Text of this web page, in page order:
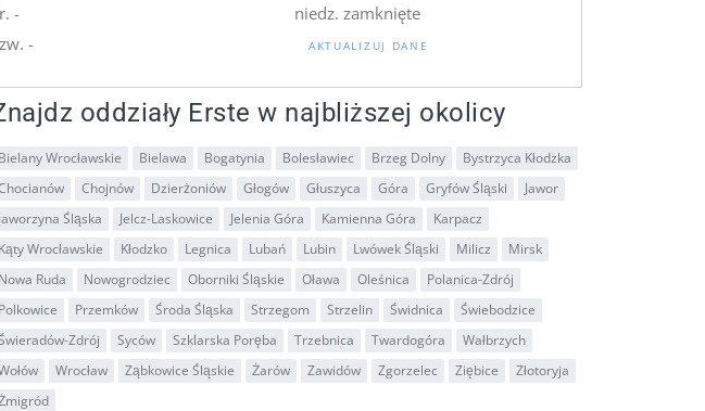
-
-
niedz. zamknięte
AKTUALIZUJ DANE
oddziały Erste w najbliższej okolicy
Bielany Wrocławskie Bielawa Bogatynia Bolesławiec Brzeg Dolny
Bystrzyca Kłodzka
Chojnów Dzierżoniów Głogów Głuszyca Góra Gryfów Śląski
Jawor
Jaworzyna Śląska
Jelcz-Laskowice Jelenia Góra Kamienna Góra
Karpacz
Kąty Wrocławskie
Kłodzko Legnica Lubań Lubin Lwówek Śląski Milicz
Mirsk
Nowa Ruda
Nowogrodziec Oborniki Śląskie Oława Oleśnica
Polanica-Zdrój
Polkowice
Przemków Środa Śląska Strzegom Strzelin Świdnica
Świebodzice
Zdrój
Syców Szklarska Poręba Trzebnica Twardogóra
Wałbrzych
Wrocław Ząbkowice Śląskie Żarów Zawidów Zgorzelec Ziębice
Złotoryja